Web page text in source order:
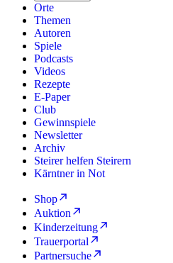
Orte
Themen
Autoren
Spiele
Podcasts
Videos
Rezepte
E-Paper
Club
Gewinnspiele
Newsletter
Archiv
Steirer helfen Steirern
Kärntner in Not
Shop
Auktion
Kinderzeitung
Trauerportal
Partnersuche